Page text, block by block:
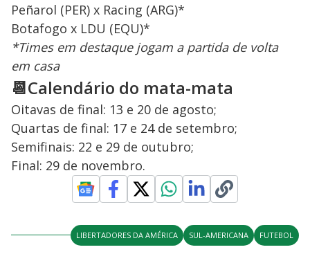
Peñarol (PER) x Racing (ARG)*
Botafogo x LDU (EQU)*
*Times em destaque jogam a partida de volta
em casa
📆Calendário do mata-mata
Oitavas de final: 13 e 20 de agosto;
Quartas de final: 17 e 24 de setembro;
Semifinais: 22 e 29 de outubro;
Final: 29 de novembro.
LIBERTADORES DA AMÉRICA SUL-AMERICANA FUTEBOL